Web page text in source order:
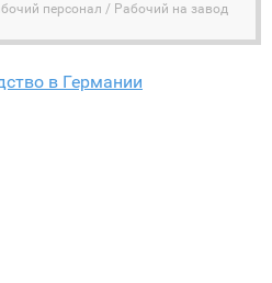
персонал / Рабочий на завод
в Германии